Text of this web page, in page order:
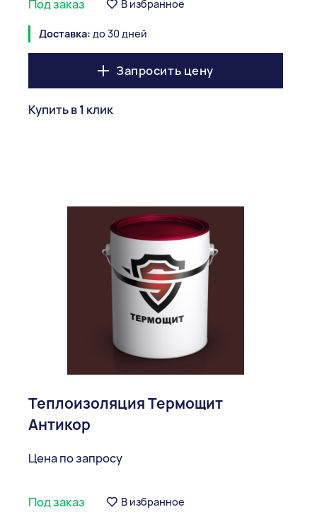
Под заказ В избранное
Доставка: до 30 дней
Запросить цену
Купить в 1 клик
Теплоизоляция Термощит
Антикор
Цена по запросу
Под заказ В избранное